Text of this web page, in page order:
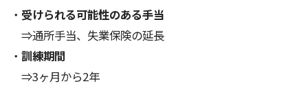
・ 受けられる可能性のある手当
⇒通所手当、失業保険の延長
・ 訓練期間
⇒3ヶ月から2年